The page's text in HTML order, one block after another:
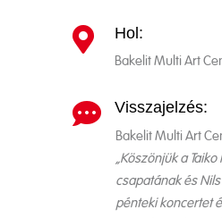
 Hol:
Bakelit Multi Art
 Visszajelzés:
Bakelit Multi Art
„Köszönjük a
csapatának és
pénteki koncertet